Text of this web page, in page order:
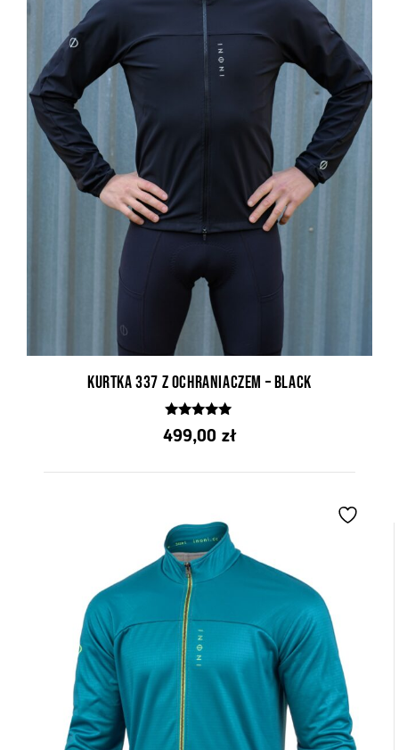
Kurtka 337 z ochraniaczem – Black
5.00
z 5
499,00 zł